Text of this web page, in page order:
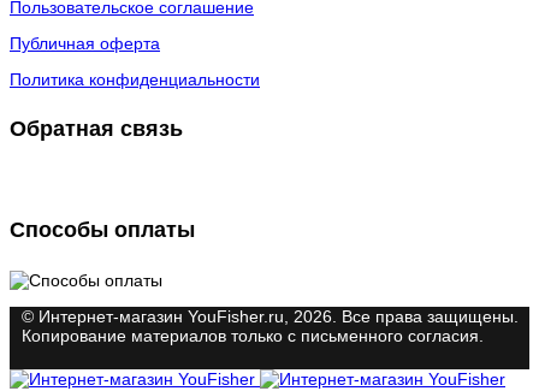
Пользовательское соглашение
Публичная оферта
Политика конфиденциальности
Обратная связь
Способы оплаты
© Интернет-магазин YouFisher.ru, 2026. Все права защищены.
Копирование материалов только с письменного согласия.